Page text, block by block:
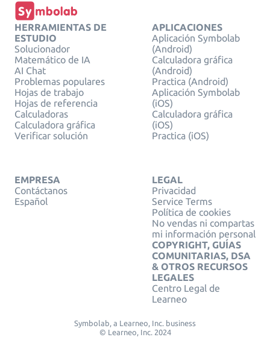
HERRAMIENTAS DE
ESTUDIO
Solucionador
Matemático de IA
AI Chat
Problemas populares
Hojas de trabajo
Hojas de referencia
Calculadoras
Calculadora gráfica
Verificar solución
APLICACIONES
Aplicación Symbolab
(Android)
Calculadora gráfica
(Android)
Practica (Android)
Aplicación Symbolab
(iOS)
Calculadora gráfica
(iOS)
Practica (iOS)
EMPRESA
Contáctanos
Español
LEGAL
Privacidad
Service Terms
Política de cookies
No vendas ni compartas
mi información personal
COPYRIGHT, GUÍAS
COMUNITARIAS, DSA
& OTROS RECURSOS
LEGALES
Centro Legal de
Learneo
Symbolab, a Learneo, Inc. business
© Learneo, Inc. 2024